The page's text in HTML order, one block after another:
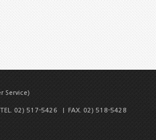
Service)
| TEL. 02) 517-5426 | FAX. 02) 518-5428